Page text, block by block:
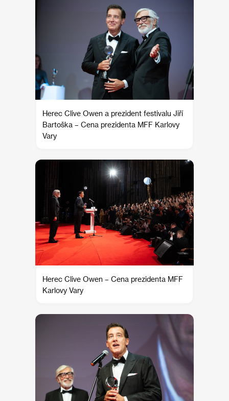
Herec Clive Owen a prezident festivalu Jiří
Bartoška – Cena prezidenta MFF Karlovy
Vary
Herec Clive Owen – Cena prezidenta MFF
Karlovy Vary